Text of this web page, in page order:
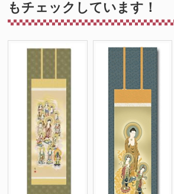
もチェックしています！